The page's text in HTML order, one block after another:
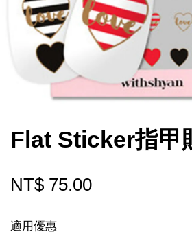
Flat Sticker指甲
NT$ 75.00
適用優惠